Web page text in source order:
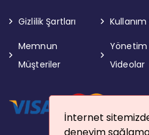
İnternet
deneyim
Gizlilik Şartları
Kullanım
Memnun
Müşteriler
Yönetim
Videolar